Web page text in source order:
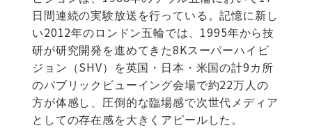
日間連続の実験放送を行っている。記憶に新し
い2012年のロンドン五輪では、1995年から技
研が研究開発を進めてきた8Kスーパーハイビ
ジョン（SHV）を英国・日本・米国の計9カ所
のパブリックビューイング会場で約22万人の
方が体感し、圧倒的な臨場感で次世代メディア
としての存在感を大きくアピールした。